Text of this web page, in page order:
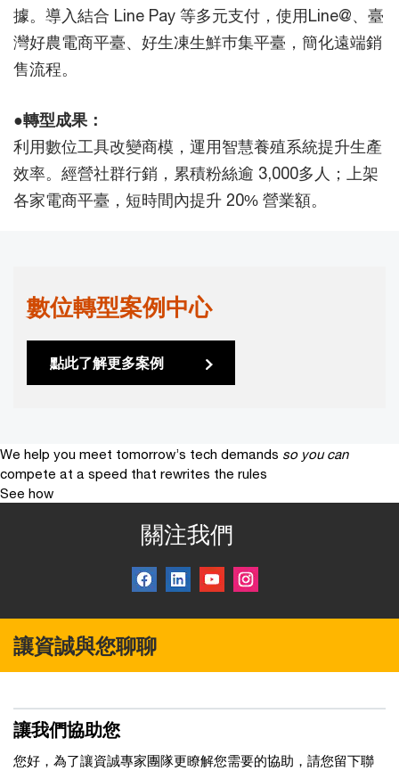
據。導入結合 Line Pay 等多元支付，使用Line@、臺
灣好農電商平臺、好生凍生鮮巿集平臺，簡化遠端銷
售流程。
●轉型成果：
利用數位工具改變商模，運用智慧養殖系統提升生產
效率。經營社群行銷，累積粉絲逾 3,000多人；上架
各家電商平臺，短時間內提升 20% 營業額。
數位轉型案例中心
點此了解更多案例
We help you meet tomorrow’s tech demands so you can
compete at a speed that rewrites the rules
See how
關注我們
讓資誠與您聊聊
讓我們協助您
您好，為了讓資誠專家團隊更瞭解您需要的協助，請您留下聯